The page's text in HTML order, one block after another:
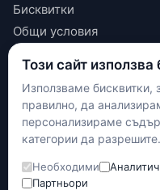
Бисквитки
Общи условия
КОНТАКТИ
+(359) 898 719431
улица Панайот Волов
Наложен платеж
Този сайт използва
Използваме бисквитки,
правилно, да
персонализираме
категории да разрешите.
Необходими
Партньори